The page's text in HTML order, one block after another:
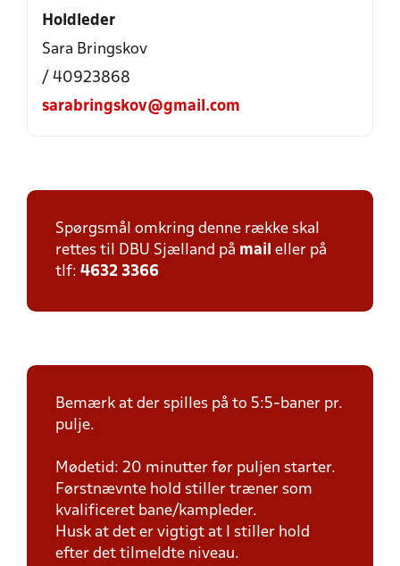
Holdleder
Sara Bringskov
/ 40923868
sarabringskov@gmail.com
Spørgsmål omkring denne række skal
rettes til DBU Sjælland på mail eller på
tlf: 4632 3366
Bemærk at der spilles på to 5:5-baner pr.
pulje.
Mødetid: 20 minutter før puljen starter.
Førstnævnte hold stiller træner som
kvalificeret bane/kampleder.
Husk at det er vigtigt at I stiller hold
efter det tilmeldte niveau.